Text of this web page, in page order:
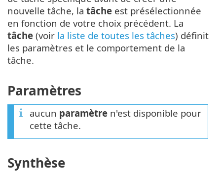
nouvelle tâche, la tâche est présélectionnée
en fonction de votre choix précédent. La
tâche (voir la liste de toutes les tâches) définit
les paramètres et le comportement de la
tâche.
Paramètres
aucun paramètre n'est disponible pour
cette tâche.
Synthèse